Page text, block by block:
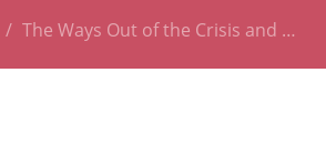
The Ways Out of the Crisis and …